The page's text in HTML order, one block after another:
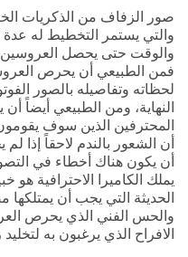
صور الزفاف من الذكريات
والتي يستمر التخطيط له
والوقت حتى يحصل العروسين
فمن الطبيعي أن يحرص
لحظاته وتفاصيله بالصور
النهاية، ومن الطبيعي أيضاً
المحترفين الذين سوف
أن الشعور بالندم لاحقاً إذا لم
أن يكون هناك أخطاء في
يملك الكاميرا الاحترافية هو
الحديثة التي يجب أن
والحس الفني الذي يحرص
الافراح الذي يرغبون به